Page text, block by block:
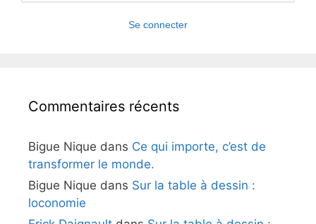
Se connecter
Commentaires récents
Bigue Nique dans Ce qui importe, c’est de
transformer le monde.
Bigue Nique dans Sur la table à dessin :
loconomie